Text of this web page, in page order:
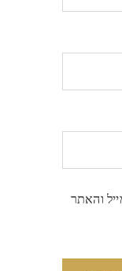
והאתר